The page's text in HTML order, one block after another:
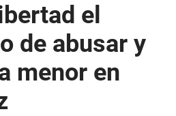
el
de abusar y
menor en